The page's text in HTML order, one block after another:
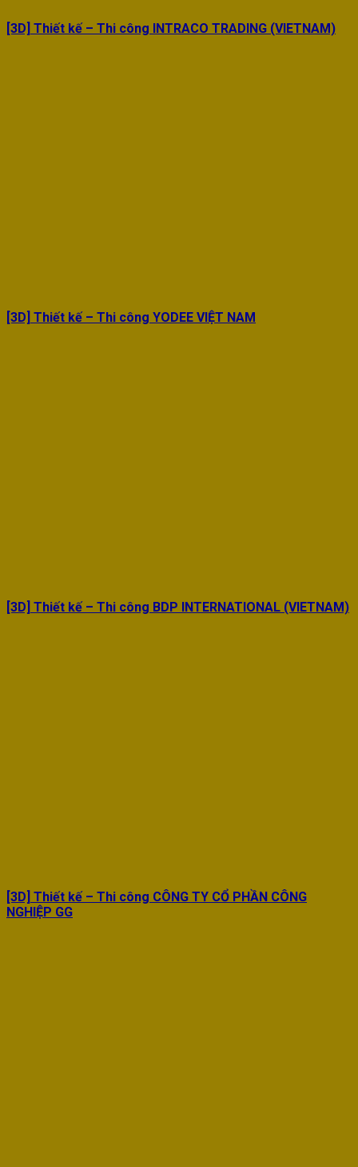
[3D] Thiết kế – Thi công INTRACO TRADING (VIETNAM)
[3D] Thiết kế – Thi công YODEE VIỆT NAM
[3D] Thiết kế – Thi công BDP INTERNATIONAL (VIETNAM)
[3D] Thiết kế – Thi công CÔNG TY CỔ PHẦN CÔNG
NGHIỆP GG